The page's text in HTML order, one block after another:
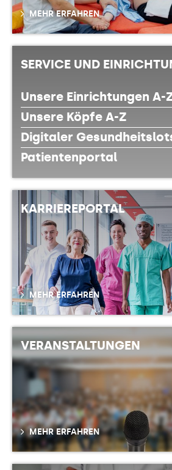
MEHR ERFAHREN
SERVICE UND
Unsere Einrichtungen A-
Unsere Köpfe A-Z
Digitaler
Patientenportal
KARRIEREPORTAL
MEHR ERFAHREN
VERANSTALTUNGEN
MEHR ERFAHREN